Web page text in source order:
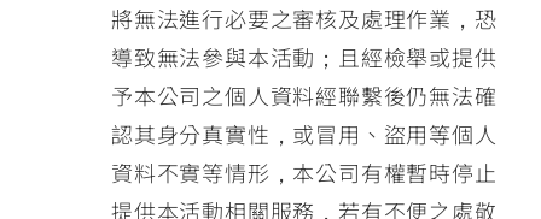
將無法進行必要之審核及處理作業，恐
導致無法參與本活動；且經檢舉或提供
予本公司之個人資料經聯繫後仍無法確
認其身分真實性，或冒用、盜用等個人
資料不實等情形，本公司有權暫時停止
提供本活動相關服務，若有不便之處敬